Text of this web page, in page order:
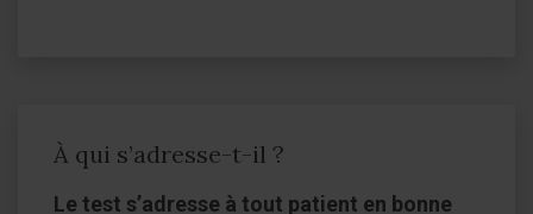
À qui s’adresse-t-il ?
Le test s’adresse à tout patient en bonne